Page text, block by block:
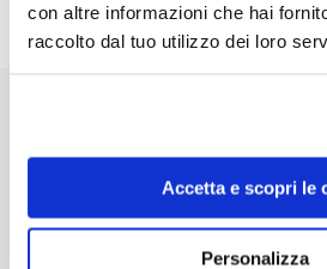
con altre informazioni che hai
raccolto dal tuo utilizzo dei loro
Accetta e scopri le
Personalizza
Dettagli prodotto
POTREBBE